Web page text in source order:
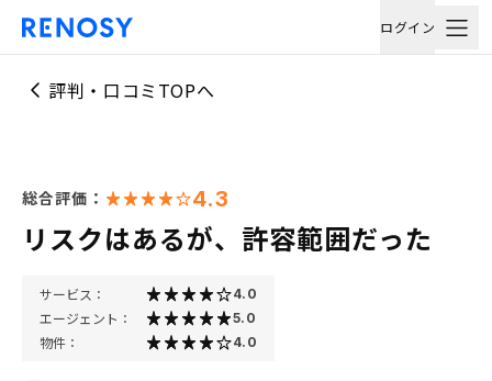
ログイン
評判・口コミTOPへ
総合評価： 4.3
リスクはあるが、許容範囲だった
サービス： 4.0
エージェント： 5.0
物件： 4.0